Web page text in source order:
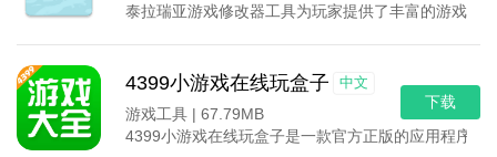
泰拉瑞亚游戏修改器工具为玩家提供了丰富的游戏功
4399小游戏在线玩盒子 中文
游戏工具 | 67.79MB
4399小游戏在线玩盒子是一款官方正版的应用程序
下载